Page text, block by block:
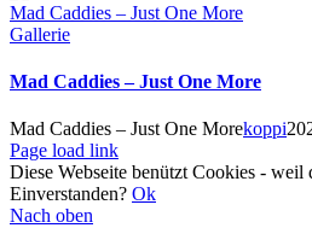
Mad Caddies – Just One More
Gallerie
Mad Caddies – Just One More
Mad Caddies – Just One Morekoppi
Page load link
Diese Webseite benützt Cookies - weil
Einverstanden? Ok
Nach oben